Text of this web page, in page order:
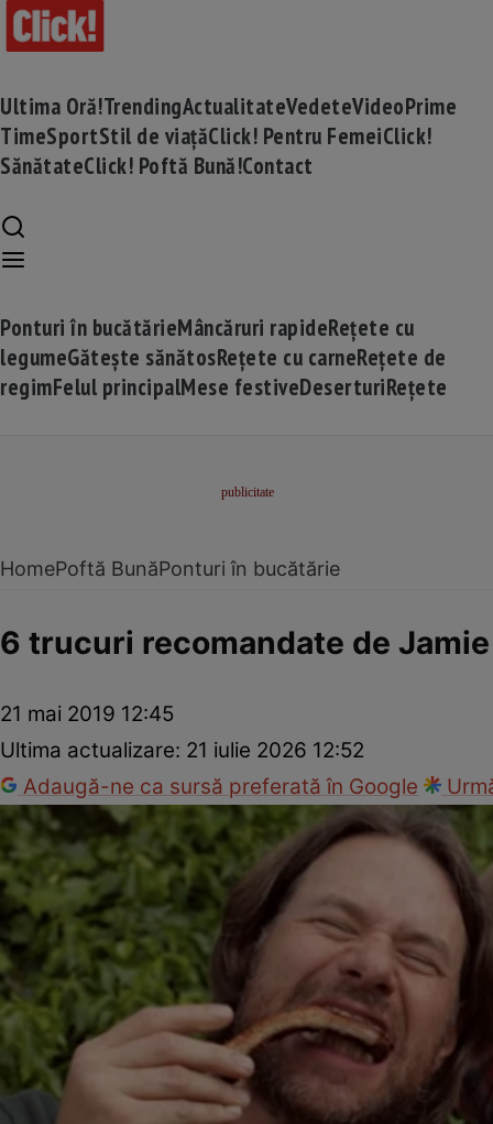
Ultima Oră!TrendingActualitateVedeteVideoPrime
TimeSportStil de viațăClick! Pentru FemeiClick!
SănătateClick! Poftă Bună!Contact
Ponturi în bucătărieMâncăruri rapideRețete cu
legumeGătește sănătosRețete cu carneRețete de
regimFelul principalMese festiveDeserturiRețete
HomePoftă BunăPonturi în bucătărie
6 trucuri recomandate de
21 mai 2019 12:45
Ultima actualizare: 21 iulie 2026 12:52
Adaugă-ne ca sursă preferată în Google